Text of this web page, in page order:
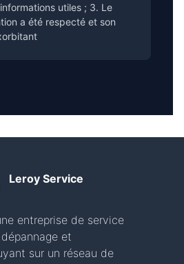
utiles ; 3. Le
a été respecté et son
Leroy Service
entreprise de service
et
sur un réseau de